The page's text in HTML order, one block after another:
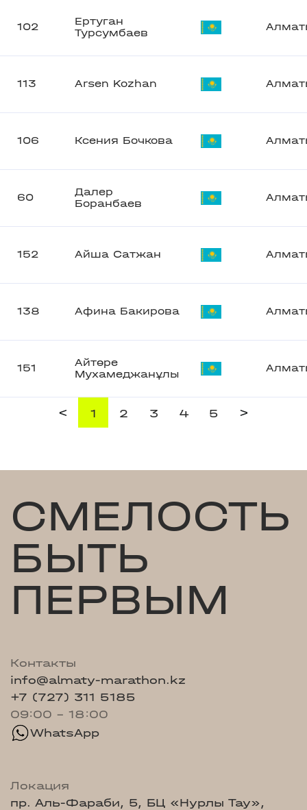
102
Ертуган
Турсумбаев
113 Arsen Kozhan
106 Ксения Бочкова
60
Далер
Боранбаев
152 Айша Сатжан
138 Афина Бакирова
151
Айтөре
Мухамеджанұлы
< 1 2 3 4 5 >
СМЕЛОСТЬ
БЫТЬ
ПЕРВЫМ
Контакты
info@almaty-marathon.kz
+7 (727) 311 5185
09:00 - 18:00
WhatsApp
Локация
пр. Аль-Фараби, 5, БЦ «Нурлы Тау»,